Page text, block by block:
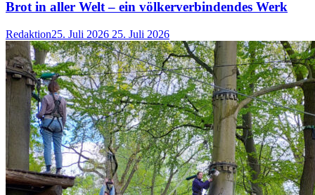
Brot in aller Welt – ein völkerverbindendes Werk
Redaktion25. Juli 2026 25. Juli 2026